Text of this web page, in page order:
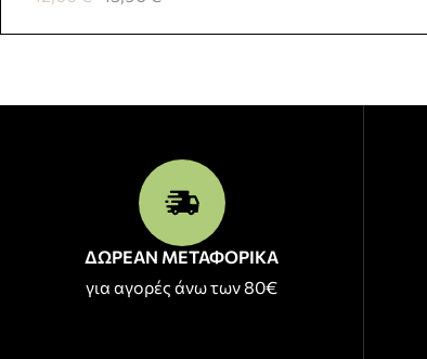
ΔΩΡΕΑΝ ΜΕΤΑΦΟΡΙΚΑ
για αγορές άνω των 80€